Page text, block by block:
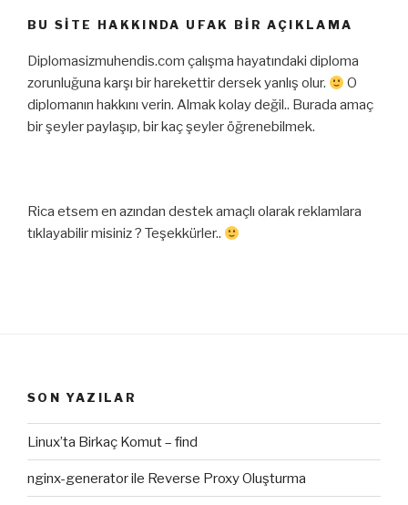
BU SITE HAKKINDA UFAK BIR AÇIKLAMA
Diplomasizmuhendis.com çalışma hayatındaki diploma
zorunluğuna karşı bir harekettir dersek yanlış olur.
O
diplomanın hakkını verin. Almak kolay değil.. Burada amaç
bir şeyler paylaşıp, bir kaç şeyler öğrenebilmek.
Rica etsem en azından destek amaçlı olarak reklamlara
tıklayabilir misiniz ? Teşekkürler..
SON YAZILAR
Linux’ta Birkaç Komut – find
nginx-generator ile Reverse Proxy Oluşturma